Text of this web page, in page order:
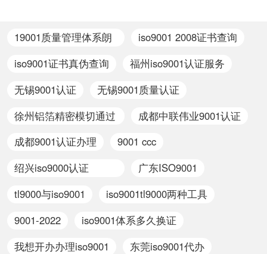
19001质量管理体系朗
iso9001 2008证书查询
iso9001证书真伪查询
福州iso9001认证服务
无锡9001认证
无锡9001质量认证
徐州铝箔精密模切通过
成都中联伟业9001认证
成都9001认证办理
9001 ccc
绍兴iso9000认证
广东ISO9001
tl9000与iso9001
iso9001tl9000两种工具
9001-2022
iso9001体系多久换证
我想开办办理iso9001
东莞iso9001代办